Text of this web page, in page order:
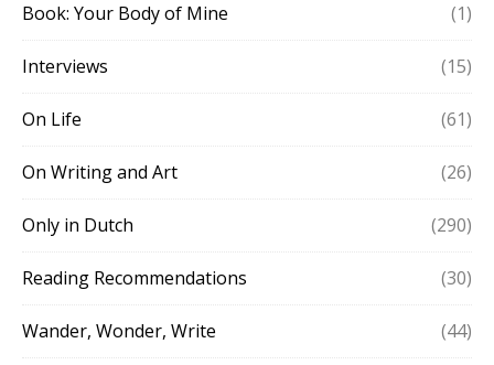
Book: Your Body of Mine (1)
Interviews (15)
On Life (61)
On Writing and Art (26)
Only in Dutch (290)
Reading Recommendations (30)
Wander, Wonder, Write (44)